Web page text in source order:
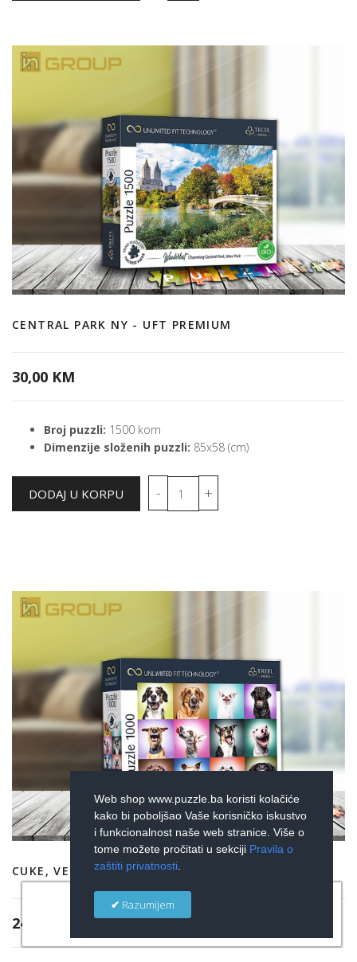
CENTRAL PARK NY - UFT PREMIUM
30,00 KM
Broj puzzli: 1500 kom
Dimenzije složenih puzzli: 85x58 (cm)
CUKE, VESELI PORTRETI - UFT PREMIUM
24,00 KM
Web shop www.puzzle.ba koristi kolačiće
kako bi poboljšao Vaše korisničko iskustvo
i funkcionalnost naše web stranice. Više o
tome možete pročitati u sekciji Pravila o
zaštiti privatnosti.
Razumijem